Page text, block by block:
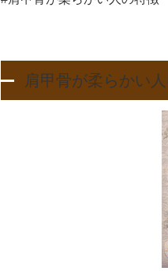
肩甲骨が柔らかい